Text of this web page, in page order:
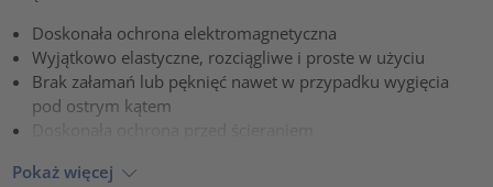
Doskonała ochrona elektromagnetyczna
Wyjątkowo elastyczne, rozciągliwe i proste w użyciu
Brak załamań lub pęknięć nawet w przypadku wygięcia
pod ostrym kątem
Pokaż więcej